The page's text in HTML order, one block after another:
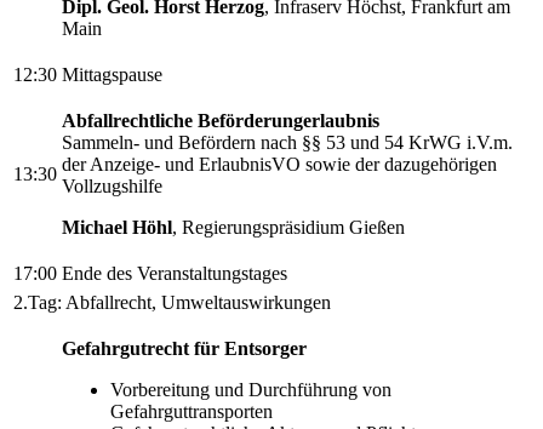
Dipl. Geol. Horst Herzog, Infraserv Höchst, Frankfurt am
Main
12:30 Mittagspause
13:30
Abfallrechtliche Beförderungerlaubnis
Sammeln- und Befördern nach §§ 53 und 54 KrWG i.V.m.
der Anzeige- und ErlaubnisVO sowie der dazugehörigen
Vollzugshilfe
Michael Höhl, Regierungspräsidium Gießen
17:00 Ende des Veranstaltungstages
2.Tag: Abfallrecht, Umweltauswirkungen
Gefahrgutrecht für Entsorger
Vorbereitung und Durchführung von
Gefahrguttransporten